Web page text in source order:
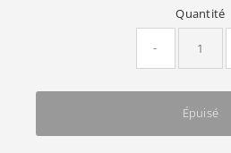
Quantité
-
Épuisé